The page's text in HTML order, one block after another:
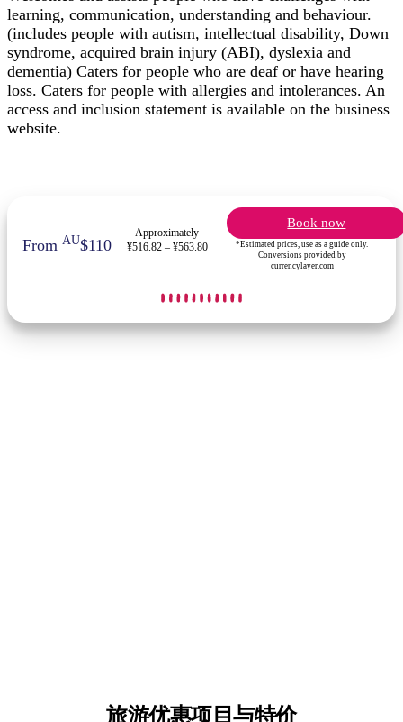
learning, communication, understanding and behaviour.
(includes people with autism, intellectual disability, Down
syndrome, acquired brain injury (ABI), dyslexia and
dementia) Caters for people who are deaf or have hearing
loss. Caters for people with allergies and intolerances. An
access and inclusion statement is available on the business
website.
From AU$110
Approximately
¥516.82 – ¥563.80
Book now
*Estimated prices, use as a guide only.
Conversions provided by
currencylayer.com
旅游优惠项目与特价